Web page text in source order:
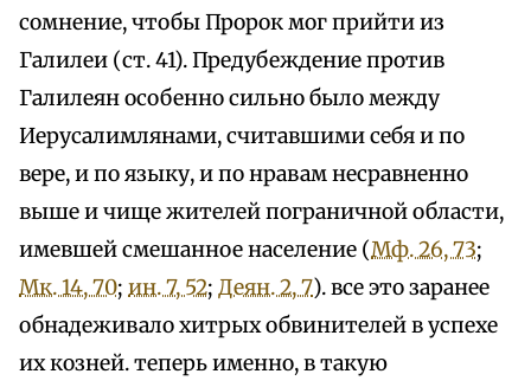
сомнение, чтобы Пророк мог прийти из
Галилеи (ст. 41). Предубеждение против
Галилеян особенно сильно было между
Иерусалимлянами, считавшими себя и по
вере, и по языку, и по нравам несравненно
выше и чище жителей пограничной области,
имевшей смешанное население (Мф. 26, 73;
Мк. 14, 70; ин. 7, 52; Деян. 2, 7). все это заранее
обнадеживало хитрых обвинителей в успехе
их козней. теперь именно, в такую